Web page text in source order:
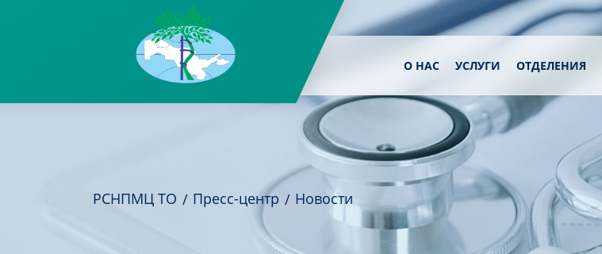
О НАС УСЛУГИ ОТДЕЛЕНИЯ
РСНПМЦ ТО Пресс-центр Новости